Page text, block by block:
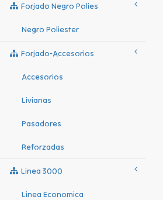
Forjado Negro Polies
Negro Poliester
Forjado-Accesorios
Accesorios
Livianas
Pasadores
Reforzadas
Linea 3000
Linea Economica